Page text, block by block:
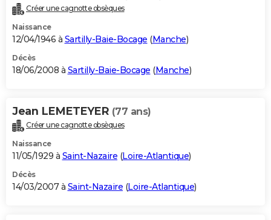
Créer une cagnotte obsèques
Naissance
12/04/1946 à Sartilly-Baie-Bocage (Manche)
Décès
18/06/2008 à Sartilly-Baie-Bocage (Manche)
Jean LEMETEYER (77 ans)
Créer une cagnotte obsèques
Naissance
11/05/1929 à Saint-Nazaire (Loire-Atlantique)
Décès
14/03/2007 à Saint-Nazaire (Loire-Atlantique)